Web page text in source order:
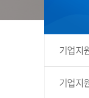
기업지
기업지